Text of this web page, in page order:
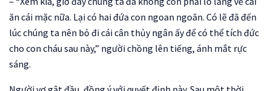
ăn cái mặc nữa. Lại có hai đứa con ngoan ngoãn. Có lẽ đã đến
lúc chúng ta nên bỏ đi cái cân thủy ngân ấy để có thể tích đức
cho con cháu sau này,” người chồng lên tiếng, ánh mắt rực
sáng.